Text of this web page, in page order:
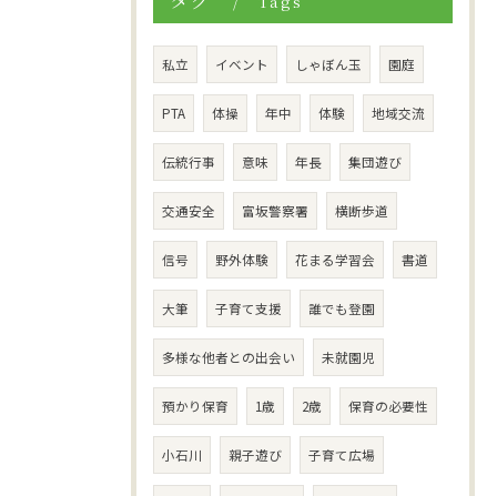
私立 イベント しゃぼん玉 園庭
PTA 体操 年中 体験 地域交流
伝統行事 意味 年長 集団遊び
交通安全 富坂警察署 横断歩道
信号 野外体験 花まる学習会 書道
大筆 子育て支援 誰でも登園
多様な他者との出会い 未就園児
預かり保育 1歳 2歳 保育の必要性
小石川 親子遊び 子育て広場